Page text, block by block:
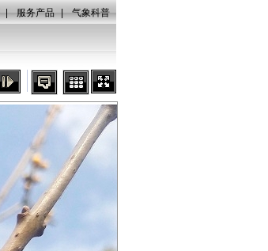
| 服务产品 | 气象科普